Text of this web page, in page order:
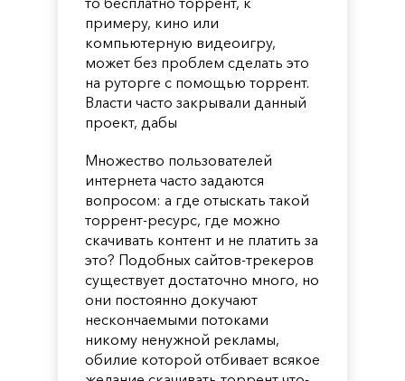
примеру, кино или
компьютерную видеоигру,
может без проблем сделать это
на руторге с помощью торрент.
Власти часто закрывали данный
проект, дабы
Множество пользователей
интернета часто задаются
вопросом: а где отыскать такой
торрент-ресурс, где можно
скачивать контент и не платить за
это? Подобных сайтов-трекеров
существует достаточно много, но
они постоянно докучают
нескончаемыми потоками
никому ненужной рекламы,
обилие которой отбивает всякое